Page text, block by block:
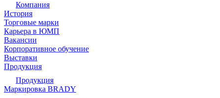
Компания
История
Торговые марки
Карьера в ЮМП
Вакансии
Корпоративное обучение
Выставки
Продукция
Продукция
Маркировка BRADY